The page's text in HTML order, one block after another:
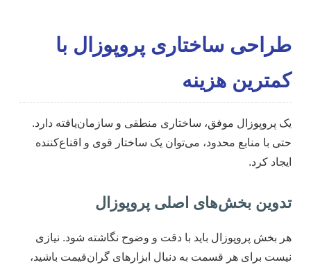
طراحی ساختاری پروپوزال با
کمترین هزینه
یک پروپوزال موفق، ساختاری منطقی و سازمان‌یافته دارد.
حتی با منابع محدود، می‌توان یک ساختار قوی و اقناع‌کننده
ایجاد کرد.
تدوین بخش‌های اصلی پروپوزال
هر بخش پروپوزال باید با دقت و وضوح نگاشته شود. نیازی
نیست برای هر قسمت به دنبال ابزارهای گران‌قیمت باشید،